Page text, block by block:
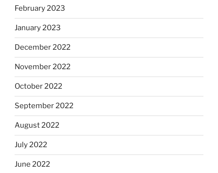
February 2023
January 2023
December 2022
November 2022
October 2022
September 2022
August 2022
July 2022
June 2022